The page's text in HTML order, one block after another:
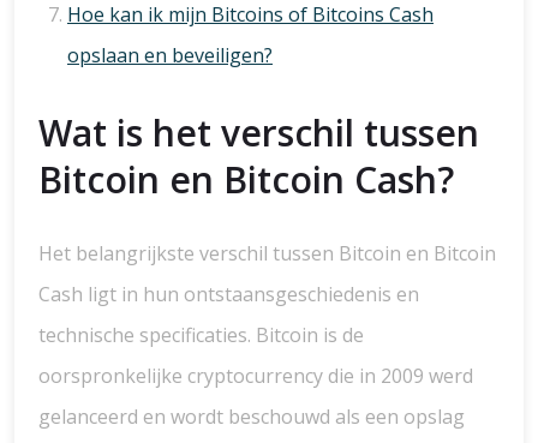
Hoe kan ik mijn Bitcoins of Bitcoins Cash
opslaan en beveiligen?
Wat is het verschil tussen
Bitcoin en Bitcoin Cash?
Het belangrijkste verschil tussen Bitcoin en Bitcoin
Cash ligt in hun ontstaansgeschiedenis en
technische specificaties. Bitcoin is de
oorspronkelijke cryptocurrency die in 2009 werd
gelanceerd en wordt beschouwd als een opslag